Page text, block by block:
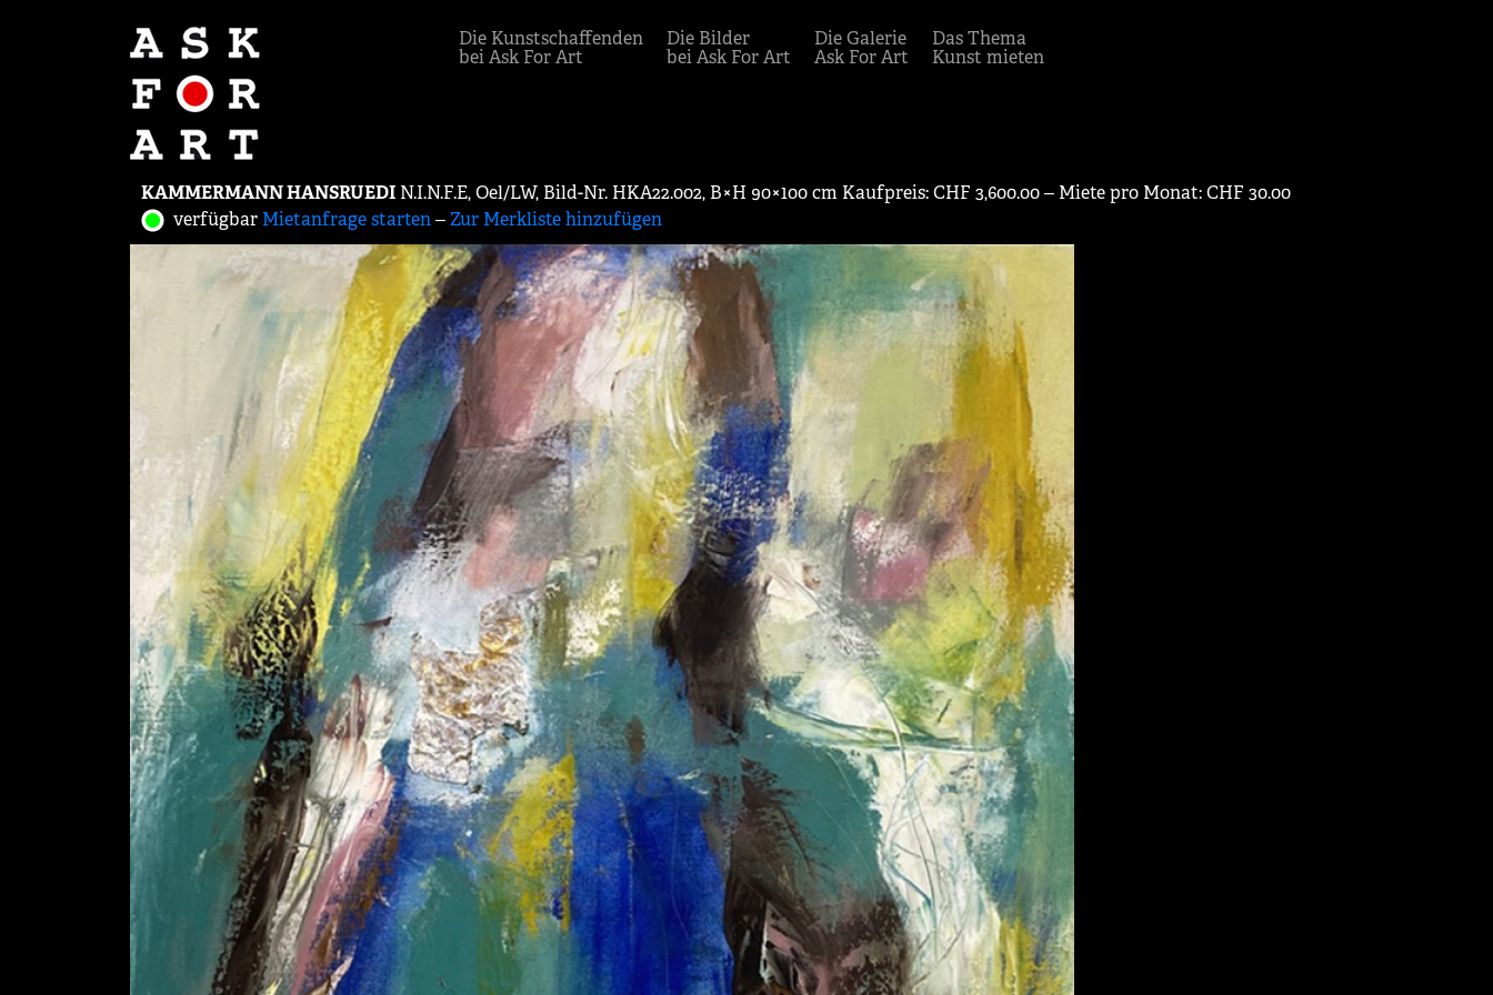
Die Kunstschaffenden
bei Ask For Art
Die Bilder
bei Ask For Art
Die Galerie
Ask For Art
Das Thema
Kunst mieten
KAMMERMANN HANSRUEDI N.I.N.F.E, Oel/LW, Bild-Nr. HKA22.002, B×H 90×100 cm Kaufpreis: CHF 3,600.00 ‒ Miete pro Monat: CHF 30.00
verfügbar Mietanfrage starten‒Zur Merkliste hinzufügen